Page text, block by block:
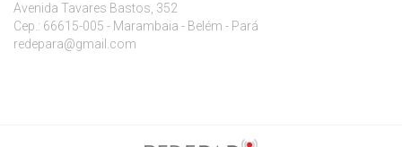
Avenida Tavares Bastos, 352
Cep.: 66615-005 - Marambaia - Belém - Pará
redepara@gmail.com